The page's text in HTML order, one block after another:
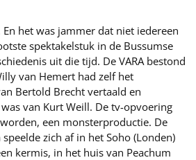
het was jammer dat niet iedereen
spektakelstuk in de Bussumse
uit die tijd. De VARA bestond
van Hemert had zelf het
Bertold Brecht vertaald en
van Kurt Weill. De tv-opvoering
een monsterproductie. De
zich af in het Soho (Londen)
kermis, in het huis van Peachum